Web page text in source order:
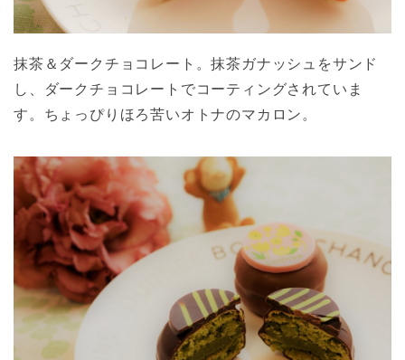
抹茶＆ダークチョコレート。抹茶ガナッシュをサンド
し、ダークチョコレートでコーティングされていま
す。ちょっぴりほろ苦いオトナのマカロン。